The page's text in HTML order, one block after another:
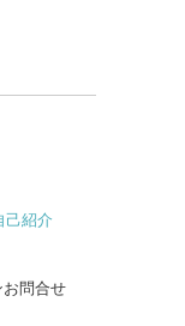
己紹介